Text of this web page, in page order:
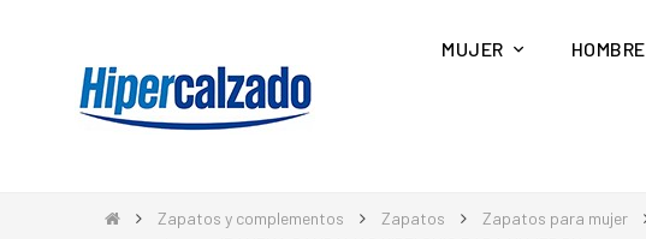
MUJER HOMBRE
Zapatos y complementos Zapatos Zapatos para mujer